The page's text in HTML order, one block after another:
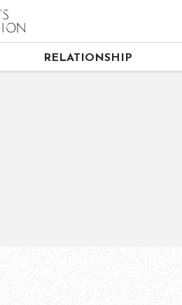
RELATIONSHIP